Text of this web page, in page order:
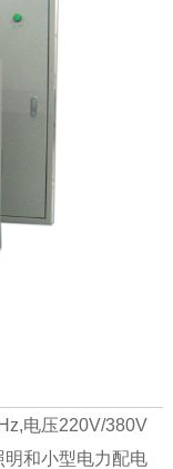
电压220V/380V
和小型电力配电